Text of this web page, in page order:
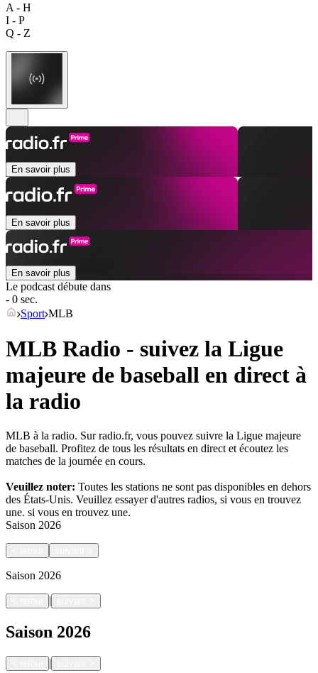
A - H
I - P
Q - Z
En savoir plus
En savoir plus
En savoir plus
Le podcast débute dans
- 0 sec.
Sport MLB
MLB Radio - suivez la Ligue
majeure de baseball en direct à
la radio
MLB à la radio. Sur radio.fr, vous pouvez suivre la Ligue majeure
de baseball. Profitez de tous les résultats en direct et écoutez les
matches de la journée en cours.
Veuillez noter: Toutes les stations ne sont pas disponibles en dehors
des États-Unis. Veuillez essayer d'autres radios, si vous en trouvez
une. si vous en trouvez une.
Saison 2026
Saison 2026
|
Saison 2026
|